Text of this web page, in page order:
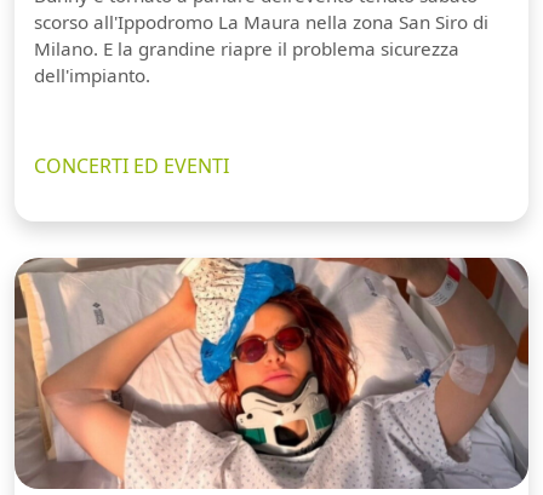
scorso all'Ippodromo La Maura nella zona San Siro di
Milano. E la grandine riapre il problema sicurezza
dell'impianto.
CONCERTI ED EVENTI